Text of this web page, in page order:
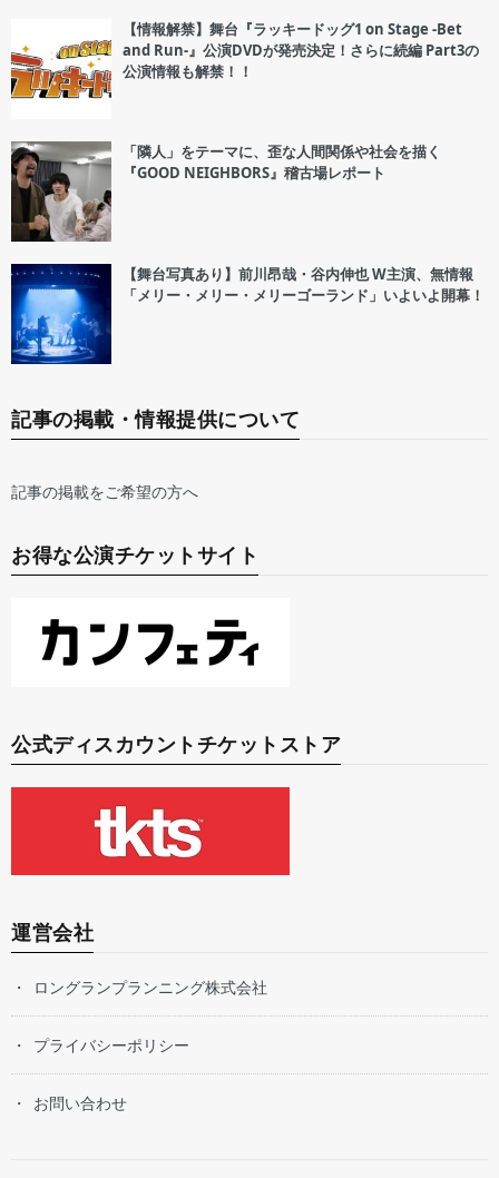
【情報解禁】舞台『ラッキードッグ1 on Stage -Bet
and Run-』公演DVDが発売決定！さらに続編 Part3の
公演情報も解禁！！
「隣人」をテーマに、歪な人間関係や社会を描く
『GOOD NEIGHBORS』稽古場レポート
【舞台写真あり】前川昂哉・谷内伸也 W主演、無情報
「メリー・メリー・メリーゴーランド」いよいよ開幕！
記事の掲載・情報提供について
記事の掲載をご希望の方へ
お得な公演チケットサイト
公式ディスカウントチケットストア
運営会社
ロングランプランニング株式会社
プライバシーポリシー
お問い合わせ